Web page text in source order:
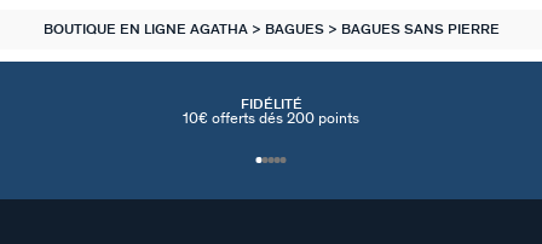
BOUTIQUE EN LIGNE AGATHA BAGUES BAGUES SANS PIERRE
FIDÉLITÉ
10€ offerts dés 200 points